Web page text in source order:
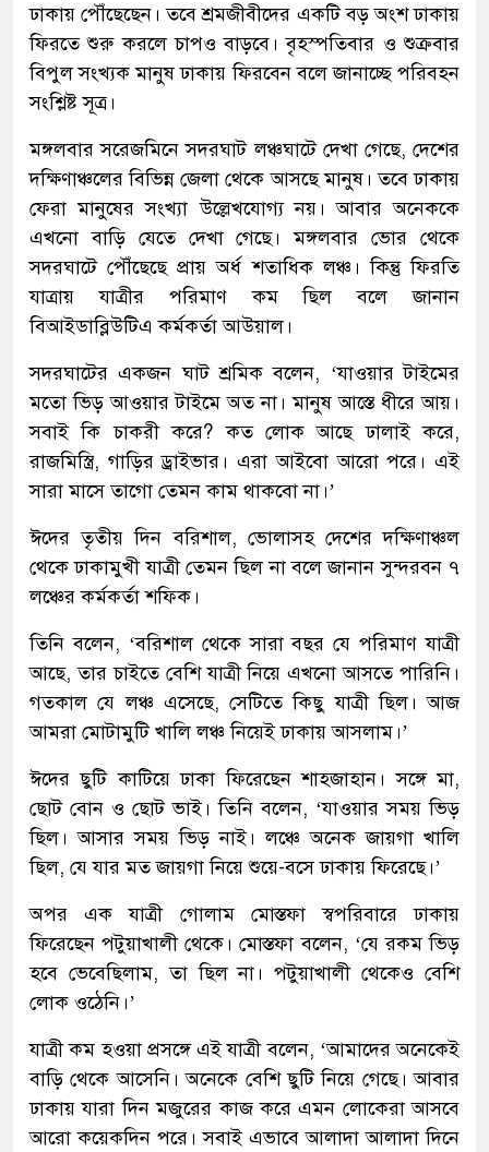
ঢাকায় পৌঁছেছেন। তবে শ্রমজীবীদের একটি বড় অংশ ঢাকায়
ফিরতে শুরু করলে চাপও বাড়বে। বৃহস্পতিবার ও শুক্রবার
বিপুল সংখ্যক মানুষ ঢাকায় ফিরবেন বলে জানাচ্ছে পরিবহন
সংশ্লিষ্ট সূত্র।
মঙ্গলবার সরেজমিনে সদরঘাট লঞ্চঘাটে দেখা গেছে, দেশের
দক্ষিণাঞ্চলের বিভিন্ন জেলা থেকে আসছে মানুষ। তবে ঢাকায়
ফেরা মানুষের সংখ্যা উল্লেখযোগ্য নয়। আবার অনেককে
এখনো বাড়ি যেতে দেখা গেছে। মঙ্গলবার ভোর থেকে
সদরঘাটে পৌঁছেছে প্রায় অর্ধ শতাধিক লঞ্চ। কিন্তু ফিরতি
যাত্রায় যাত্রীর পরিমাণ কম ছিল বলে জানান
বিআইডাব্লিউটিএ কর্মকর্তা আউয়াল।
সদরঘাটের একজন ঘাট শ্রমিক বলেন, ‘যাওয়ার টাইমের
মতো ভিড় আওয়ার টাইমে অত না। মানুষ আস্তে ধীরে আয়।
সবাই কি চাকরী করে? কত লোক আছে ঢালাই করে,
রাজমিস্ত্রি, গাড়ির ড্রাইভার। এরা আইবো আরো পরে। এই
সারা মাসে তাগো তেমন কাম থাকবো না।’
ঈদের তৃতীয় দিন বরিশাল, ভোলাসহ দেশের দক্ষিণাঞ্চল
থেকে ঢাকামুখী যাত্রী তেমন ছিল না বলে জানান সুন্দরবন ৭
লঞ্চের কর্মকর্তা শফিক।
তিনি বলেন, ‘বরিশাল থেকে সারা বছর যে পরিমাণ যাত্রী
আছে, তার চাইতে বেশি যাত্রী নিয়ে এখনো আসতে পারিনি।
গতকাল যে লঞ্চ এসেছে, সেটিতে কিছু যাত্রী ছিল। আজ
আমরা মোটামুটি খালি লঞ্চ নিয়েই ঢাকায় আসলাম।’
ঈদের ছুটি কাটিয়ে ঢাকা ফিরেছেন শাহজাহান। সঙ্গে মা,
ছোট বোন ও ছোট ভাই। তিনি বলেন, ‘যাওয়ার সময় ভিড়
ছিল। আসার সময় ভিড় নাই। লঞ্চে অনেক জায়গা খালি
ছিল, যে যার মত জায়গা নিয়ে শুয়ে-বসে ঢাকায় ফিরেছে।’
অপর এক যাত্রী গোলাম মোস্তফা স্বপরিবারে ঢাকায়
ফিরেছেন পটুয়াখালী থেকে। মোস্তফা বলেন, ‘যে রকম ভিড়
হবে ভেবেছিলাম, তা ছিল না। পটুয়াখালী থেকেও বেশি
লোক ওঠেনি।’
যাত্রী কম হওয়া প্রসঙ্গে এই যাত্রী বলেন, ‘আমাদের অনেকেই
বাড়ি থেকে আসেনি। অনেকে বেশি ছুটি নিয়ে গেছে। আবার
ঢাকায় যারা দিন মজুরের কাজ করে এমন লোকেরা আসবে
আরো কয়েকদিন পরে। সবাই এভাবে আলাদা আলাদা দিনে